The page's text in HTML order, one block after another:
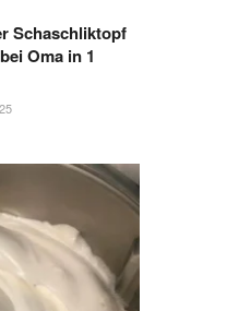
Schaschliktopf
Oma in 1